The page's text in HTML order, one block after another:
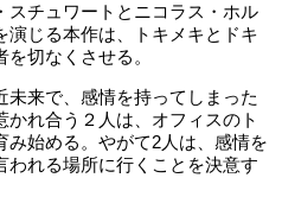
チュワートとニコラス・ホル
演じる本作は、トキメキとドキ
切なくさせる。
来で、感情を持ってしまった
れ合う２人は、オフィスのト
み始める。やがて2人は、感情を
れる場所に行くことを決意す